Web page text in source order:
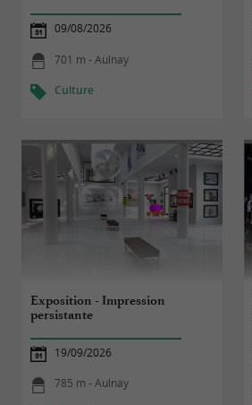
09/08/2026
701 m - Aulnay
Culture
Exposition - Impression
persistante
19/09/2026
785 m - Aulnay